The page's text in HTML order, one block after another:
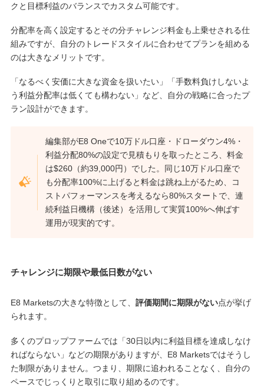
クと目標利益のバランスでカスタム可能です。
分配率を高く設定するとその分チャレンジ料金も上乗せされる仕
組みですが、自分のトレードスタイルに合わせてプランを組める
のは大きなメリットです。
「なるべく安価に大きな資金を扱いたい」「手数料負けしないよ
う利益分配率は低くても構わない」など、自分の戦略に合ったプ
ラン設計ができます。
編集部がE8 Oneで10万ドル口座・ドローダウン4%・
利益分配80%の設定で見積もりを取ったところ、料金
は$260（約39,000円）でした。同じ10万ドル口座で
も分配率100%に上げると料金は跳ね上がるため、コ
ストパフォーマンスを考えるなら80%スタートで、連
続利益日機構（後述）を活用して実質100%へ伸ばす
運用が現実的です。
チャレンジに期限や最低日数がない
E8 Marketsの大きな特徴として、 評価期間に期限がない点が挙げ
られます。
多くのプロップファームでは「30日以内に利益目標を達成しなけ
ればならない」などの期限がありますが、E8 Marketsではそうし
た制限がありません。つまり、期限に追われることなく、自分の
ペースでじっくりと取引に取り組めるのです。